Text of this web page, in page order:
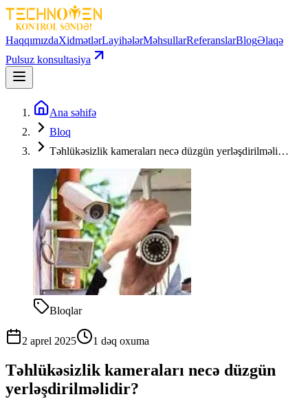
HaqqımızdaXidmətlərLayihələrMəhsullarReferanslarBlogƏlaqə
Pulsuz konsultasiya
Ana səhifə
Bloq
Təhlükəsizlik kameraları necə düzgün yerləşdirilməli…
Bloqlar
2 aprel 2025 1 dəq oxuma
Təhlükəsizlik kameraları necə düzgün
yerləşdirilməlidir?